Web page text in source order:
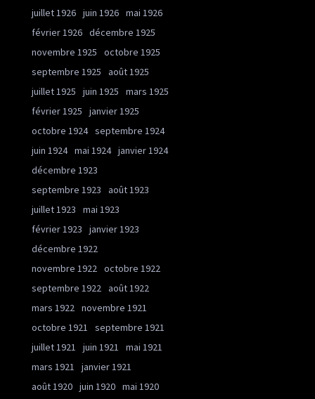
juillet 1926 juin 1926 mai 1926
février 1926 décembre 1925
novembre 1925
octobre 1925
septembre 1925
août 1925
juillet 1925
juin 1925
mars 1925
février 1925
janvier 1925
octobre 1924 septembre 1924
juin 1924 mai 1924 janvier 1924
décembre 1923
septembre 1923
août 1923
juillet 1923
mai 1923
février 1923
janvier 1923
décembre 1922
novembre 1922 octobre 1922
septembre 1922 août 1922
mars 1922 novembre 1921
octobre 1921
septembre 1921
juillet 1921
juin 1921
mai 1921
mars 1921
janvier 1921
août 1920 juin 1920 mai 1920